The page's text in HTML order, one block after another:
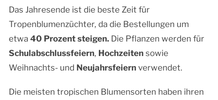
Das Jahresende ist die beste Zeit für
Tropenblumenzüchter, da die Bestellungen um
etwa 40 Prozent steigen.Die Pflanzen werden für
Schulabschlussfeiern, Hochzeitensowie
Weihnachts- und Neujahrsfeiernverwendet.
Die meisten tropischen Blumensorten haben ihren